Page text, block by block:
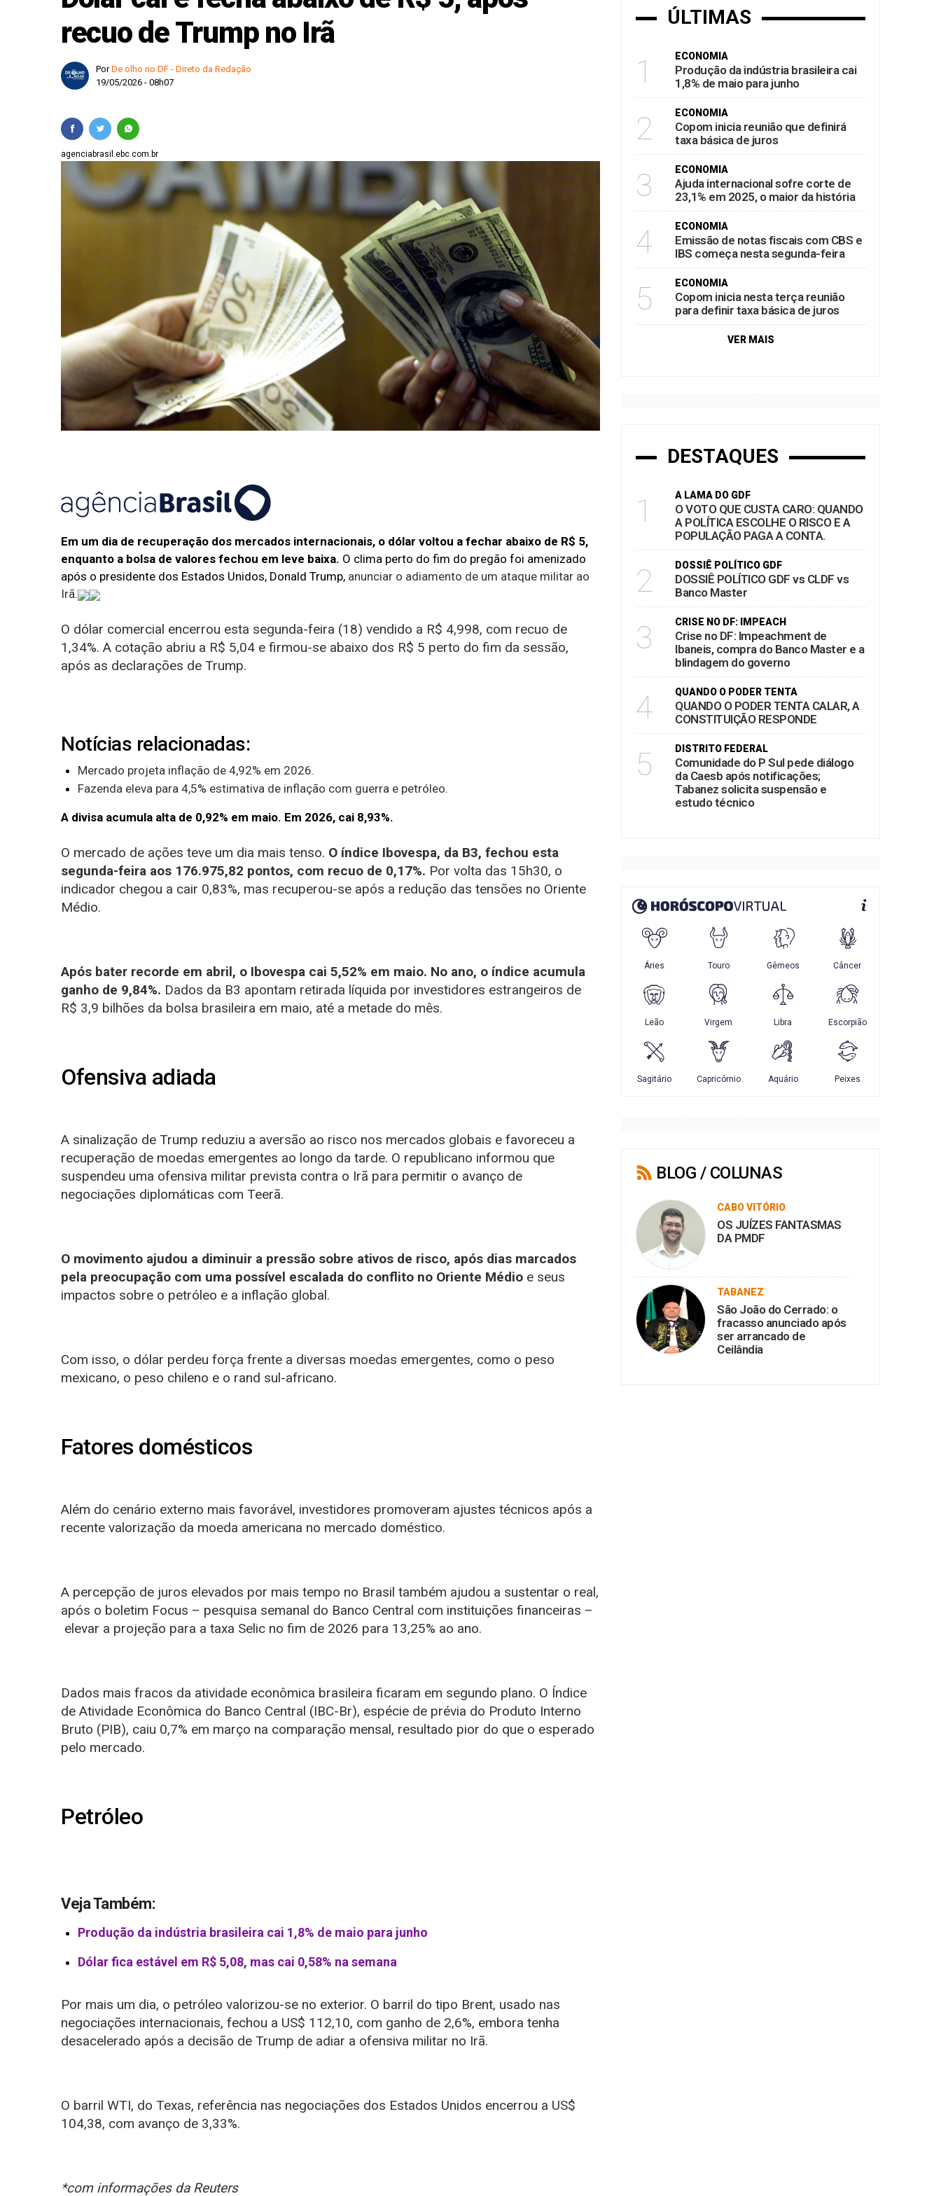
Copom inicia reunião que definirá taxa básica de juros
Ajuda internacional sofre corte de 23,1% em 2025, o maior da história
recuo de Trump no Irã
PorDe olho no DF - Direto da Redação
19/05/2026 - 08h07
agenciabrasil.ebc.com.br
Em um dia de recuperação dos mercados internacionais, o dólar voltou a fechar abaixo de R$ 5,
enquanto a bolsa de valores fechou em leve baixa. O clima perto do fim do pregão foi amenizado
após o presidente dos Estados Unidos, Donald Trump, anunciar o adiamento de um ataque militar ao
Irã.
O dólar comercial encerrou esta segunda-feira (18) vendido a R$ 4,998, com recuo de
1,34%. A cotação abriu a R$ 5,04 e firmou-se abaixo dos R$ 5 perto do fim da sessão,
após as declarações de Trump.
Notícias relacionadas:
Mercado projeta inflação de 4,92% em 2026.
Fazenda eleva para 4,5% estimativa de inflação com guerra e petróleo.
A divisa acumula alta de 0,92% em maio. Em 2026, cai 8,93%.
O mercado de ações teve um dia mais tenso. O índice Ibovespa, da B3, fechou esta
segunda-feira aos 176.975,82 pontos, com recuo de 0,17%. Por volta das 15h30, o
indicador chegou a cair 0,83%, mas recuperou-se após a redução das tensões no Oriente
Médio.
Após bater recorde em abril, o Ibovespa cai 5,52% em maio. No ano, o índice acumula
ganho de 9,84%. Dados da B3 apontam retirada líquida por investidores estrangeiros de
R$ 3,9 bilhões da bolsa brasileira em maio, até a metade do mês.
Ofensiva adiada
A sinalização de Trump reduziu a aversão ao risco nos mercados globais e favoreceu a
recuperação de moedas emergentes ao longo da tarde. O republicano informou que
suspendeu uma ofensiva militar prevista contra o Irã para permitir o avanço de
negociações diplomáticas com Teerã.
O movimento ajudou a diminuir a pressão sobre ativos de risco, após dias marcados
pela preocupação com uma possível escalada do conflito no Oriente Médio e seus
impactos sobre o petróleo e a inflação global.
Com isso, o dólar perdeu força frente a diversas moedas emergentes, como o peso
mexicano, o peso chileno e o rand sul-africano.
Fatores domésticos
Além do cenário externo mais favorável, investidores promoveram ajustes técnicos após a
recente valorização da moeda americana no mercado doméstico.
A percepção de juros elevados por mais tempo no Brasil também ajudou a sustentar o real,
após o boletim Focus – pesquisa semanal do Banco Central com instituições financeiras –
elevar a projeção para a taxa Selic no fim de 2026 para 13,25% ao ano.
Dados mais fracos da atividade econômica brasileira ficaram em segundo plano. O Índice
de Atividade Econômica do Banco Central (IBC-Br), espécie de prévia do Produto Interno
Bruto (PIB), caiu 0,7% em março na comparação mensal, resultado pior do que o esperado
pelo mercado.
Petróleo
Veja Também:
Produção da indústria brasileira cai 1,8% de maio para junho
Dólar fica estável em R$ 5,08, mas cai 0,58% na semana
Por mais um dia, o petróleo valorizou-se no exterior. O barril do tipo Brent, usado nas
negociações internacionais, fechou a US$ 112,10, com ganho de 2,6%, embora tenha
desacelerado após a decisão de Trump de adiar a ofensiva militar no Irã.
O barril WTI, do Texas, referência nas negociações dos Estados Unidos encerrou a US$
104,38, com avanço de 3,33%.
*com informações da Reuters
ÚLTIMAS
1 ECONOMIA
Produção da indústria brasileira cai
1,8% de maio para junho
2 ECONOMIA
Copom inicia reunião que definirá
taxa básica de juros
3 ECONOMIA
Ajuda internacional sofre corte de
23,1% em 2025, o maior da história
4 ECONOMIA
Emissão de notas fiscais com CBS e
IBS começa nesta segunda-feira
5 ECONOMIA
Copom inicia nesta terça reunião
para definir taxa básica de juros
VER MAIS
DESTAQUES
1 A LAMA DO GDF
O VOTO QUE CUSTA CARO: QUANDO
A POLÍTICA ESCOLHE O RISCO E A
POPULAÇÃO PAGA A CONTA.
2 DOSSIÊ POLÍTICO GDF
DOSSIÊ POLÍTICO GDF vs CLDF vs
Banco Master
3 CRISE NO DF: IMPEACH
Crise no DF: Impeachment de
Ibaneis, compra do Banco Master e a
blindagem do governo
4 QUANDO O PODER TENTA
QUANDO O PODER TENTA CALAR, A
CONSTITUIÇÃO RESPONDE
5 DISTRITO FEDERAL
Comunidade do P Sul pede diálogo
da Caesb após notificações;
Tabanez solicita suspensão e
estudo técnico
BLOG / COLUNAS
CABO VITÓRIO
OS JUÍZES FANTASMAS
DA PMDF
TABANEZ
São João do Cerrado: o
fracasso anunciado após
ser arrancado de
Ceilândia